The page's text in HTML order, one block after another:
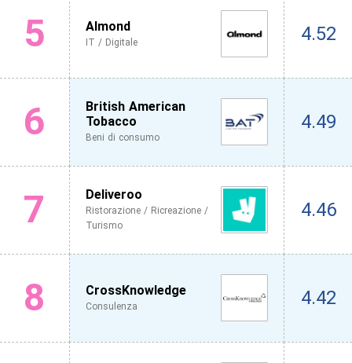
5 Almond
IT / Digitale 4.52
6
British American
Tobacco
Beni di consumo
4.49
7 Deliveroo
Ristorazione / Ricreazione /
Turismo
4.46
8 CrossKnowledge
Consulenza 4.42